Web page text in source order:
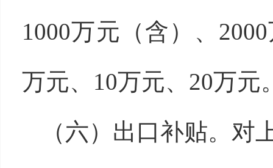
1000万元（含）、
万元、10万元、20万元
（六）出口补贴。